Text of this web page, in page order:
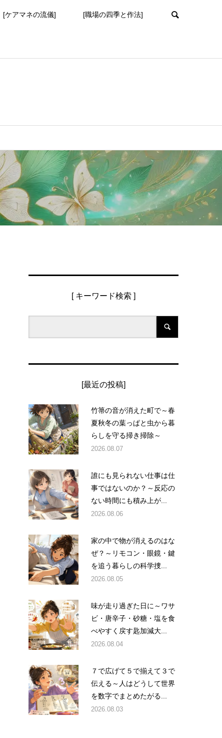
[ケアマネの流儀] [職場の四季と作法]
[ キーワード検索 ]
[最近の投稿]
竹箒の音が消えた町で～春
夏秋冬の葉っぱと虫から暮
らしを守る掃き掃除～
2026.08.07
誰にも見られない仕事は仕
事ではないのか？～反応の
ない時間にも積み上が...
2026.08.06
家の中で物が消えるのはな
ぜ？～リモコン・眼鏡・鍵
を追う暮らしの科学捜...
2026.08.05
味が走り過ぎた日に～ワサ
ビ・唐辛子・砂糖・塩を食
べやすく戻す匙加減大...
2026.08.04
７で広げて５で揃えて３で
伝える～人はどうして世界
を数字でまとめたがる...
2026.08.03